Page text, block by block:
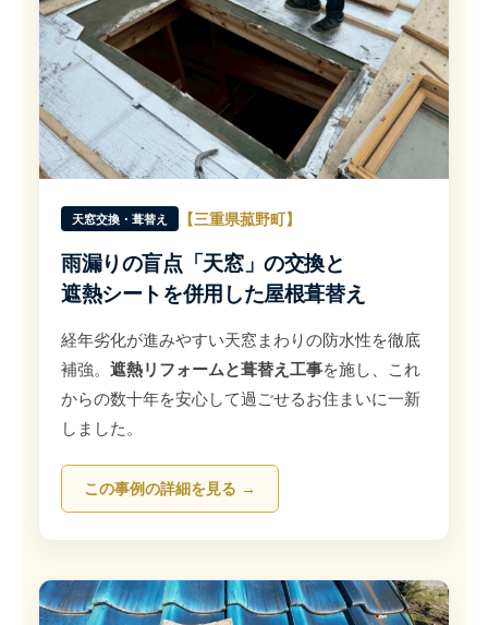
天窓交換・葺替え 【三重県菰野町】
雨漏りの盲点「天窓」の交換と
遮熱シートを併用した屋根葺替え
経年劣化が進みやすい天窓まわりの防水性を徹底
補強。 遮熱リフォームと葺替え工事を施し、これ
からの数十年を安心して過ごせるお住まいに一新
しました。
この事例の詳細を見る →